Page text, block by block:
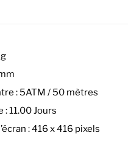
: 5ATM / 50 mètres
11.00 Jours
: 416 x 416 pixels